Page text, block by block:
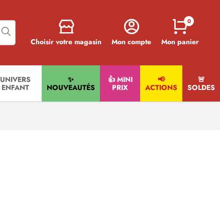
Choisir votre magasin Mon compte Mon panier
0
UNIVERS
ENFANT
✨
NOUVEAUTÉS
👍 MINI
PRIX
📢
ACTIONS
🚨​
SOLDES